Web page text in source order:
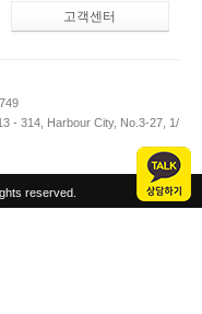
고객센터
- 314, Harbour City, No.3-27, 1/
reserved.